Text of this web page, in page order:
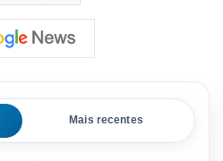
Mais recentes